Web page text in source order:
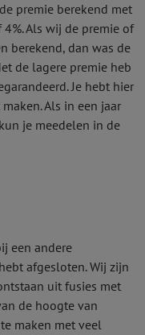
premie berekend met
Als wij de premie of
berekend, dan was de
de lagere premie heb
Je hebt hier
Als in een jaar
je meedelen in de
een andere
afgesloten. Wij zijn
uit fusies met
de hoogte van
maken met veel